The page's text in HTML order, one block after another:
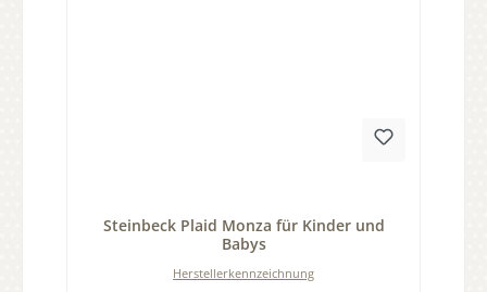
Steinbeck Plaid Monza für Kinder und
Babys
Herstellerkennzeichnung